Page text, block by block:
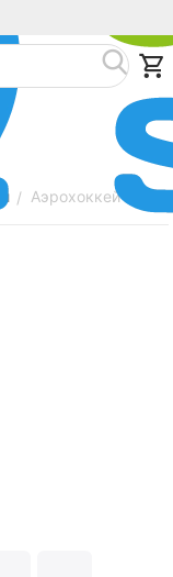
/ Аэрохоккей
Найти